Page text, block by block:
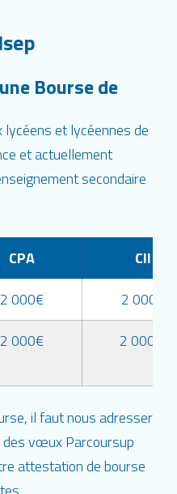
Bourse de
lycéens et lycéennes de
et actuellement
secondaire
CPA
CII
2 000€
2 000€
2 000€ 2 000 €
il faut nous adresser
des vœux Parcoursup
attestation de bourse